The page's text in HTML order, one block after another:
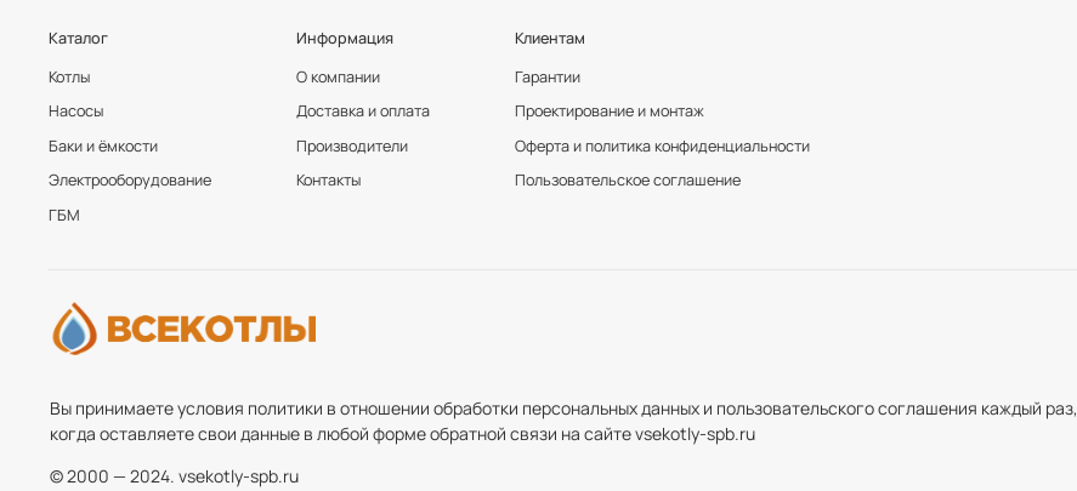
Каталог
Котлы
Насосы
Баки и ёмкости
Электрооборудование
ГБМ
Информация
О компании
Доставка и оплата
Производители
Контакты
Клиентам
Гарантии
Проектирование и монтаж
Оферта и политика конфиденциальности
Пользовательское соглашение
Вы принимаете условия политики в отношении обработки персональных данных и пользовательского соглашения каждый раз,
когда оставляете свои данные в любой форме обратной связи на сайте vsekotly-spb.ru
© 2000 — 2024. vsekotly-spb.ru